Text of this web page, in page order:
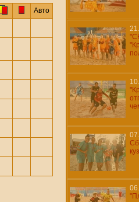
Авто